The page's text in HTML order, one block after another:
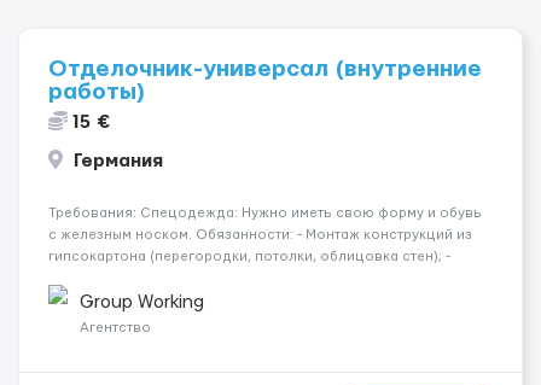
Отделочник-универсал (внутренние
работы)
15 €
Германия
Требования: Спецодежда: Нужно иметь свою форму и обувь
с железным носком. Обязанности: - Монтаж конструкций из
гипсокартона (перегородки, потолки, облицовка стен); -
малярных работ (шпатлевка, грунтовка, покраска); -
Штукатурные работы ...
Group Working
Агентство